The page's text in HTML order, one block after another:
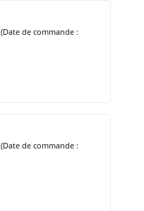
(Date de commande :
(Date de commande :